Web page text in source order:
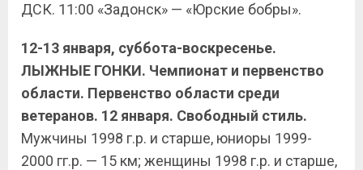
ДСК. 11:00 «Задонск» — «Юрские бобры».
12-13 января, суббота-воскресенье.
ЛЫЖНЫЕ ГОНКИ. Чемпионат и первенство
области. Первенство области среди
ветеранов. 12 января. Свободный стиль.
Мужчины 1998 г.р. и старше, юниоры 1999-
2000 гг.р. — 15 км; женщины 1998 г.р. и старше,